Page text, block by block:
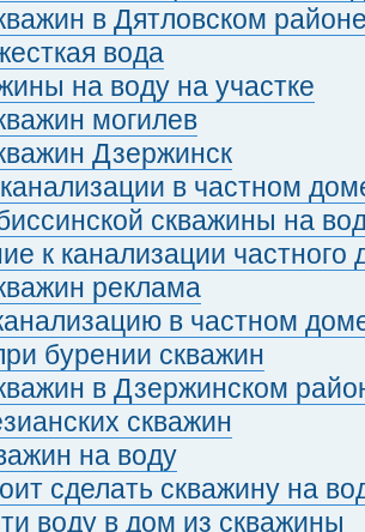
в Дятловском
вода
на воду на участке
могилев
Дзержинск
в частном
скважины на
к канализации частного
реклама
в частном
бурении скважин
в Дзержинском
скважин
на воду
сделать скважину на
воду в дом из скважины